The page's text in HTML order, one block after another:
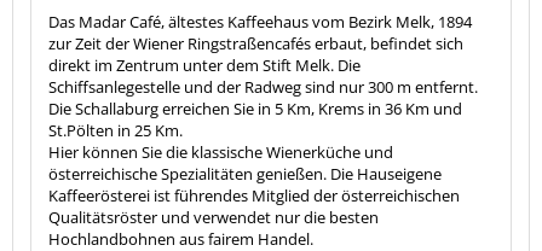
Das Madar Café, ältestes Kaffeehaus vom Bezirk Melk, 1894
zur Zeit der Wiener Ringstraßencafés erbaut, befindet sich
direkt im Zentrum unter dem Stift Melk. Die
Schiffsanlegestelle und der Radweg sind nur 300 m entfernt.
Die Schallaburg erreichen Sie in 5 Km, Krems in 36 Km und
St.Pölten in 25 Km.
Hier können Sie die klassische Wienerküche und
österreichische Spezialitäten genießen. Die Hauseigene
Kaffeerösterei ist führendes Mitglied der österreichischen
Qualitätsröster und verwendet nur die besten
Hochlandbohnen aus fairem Handel.